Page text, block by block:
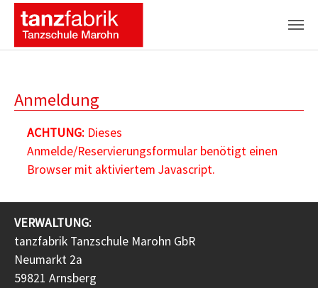
Anmeldung
ACHTUNG:Dieses
Anmelde/Reservierungsformular benötigt einen
Browser mit aktiviertem Javascript.
VERWALTUNG:
tanzfabrik Tanzschule Marohn GbR
Neumarkt 2a
59821 Arnsberg